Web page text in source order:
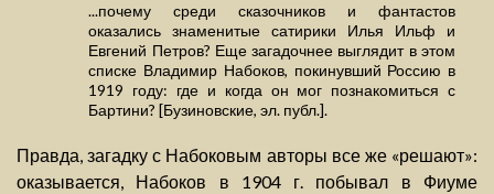
...почему среди сказочников и фантастов
оказались знаменитые сатирики Илья Ильф и
Евгений Петров? Еще загадочнее выглядит в этом
списке Владимир Набоков, покинувший Россию в
1919 году: где и когда он мог познакомиться с
Бартини? [Бузиновские, эл. публ.].
Правда, загадку с Набоковым авторы все же «решают»:
оказывается, Набоков в 1904 г. побывал в Фиуме